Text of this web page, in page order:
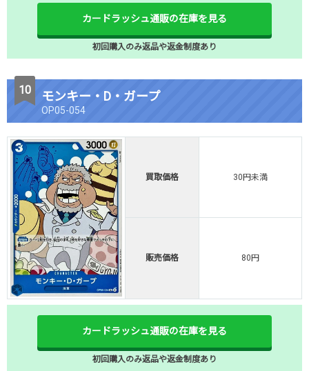
カードラッシュ通販の在庫を見る
初回購入のみ返品や返金制度あり
モンキー・D・ガープ
OP05-054
買取価格 30円未満
販売価格 80円
カードラッシュ通販の在庫を見る
初回購入のみ返品や返金制度あり